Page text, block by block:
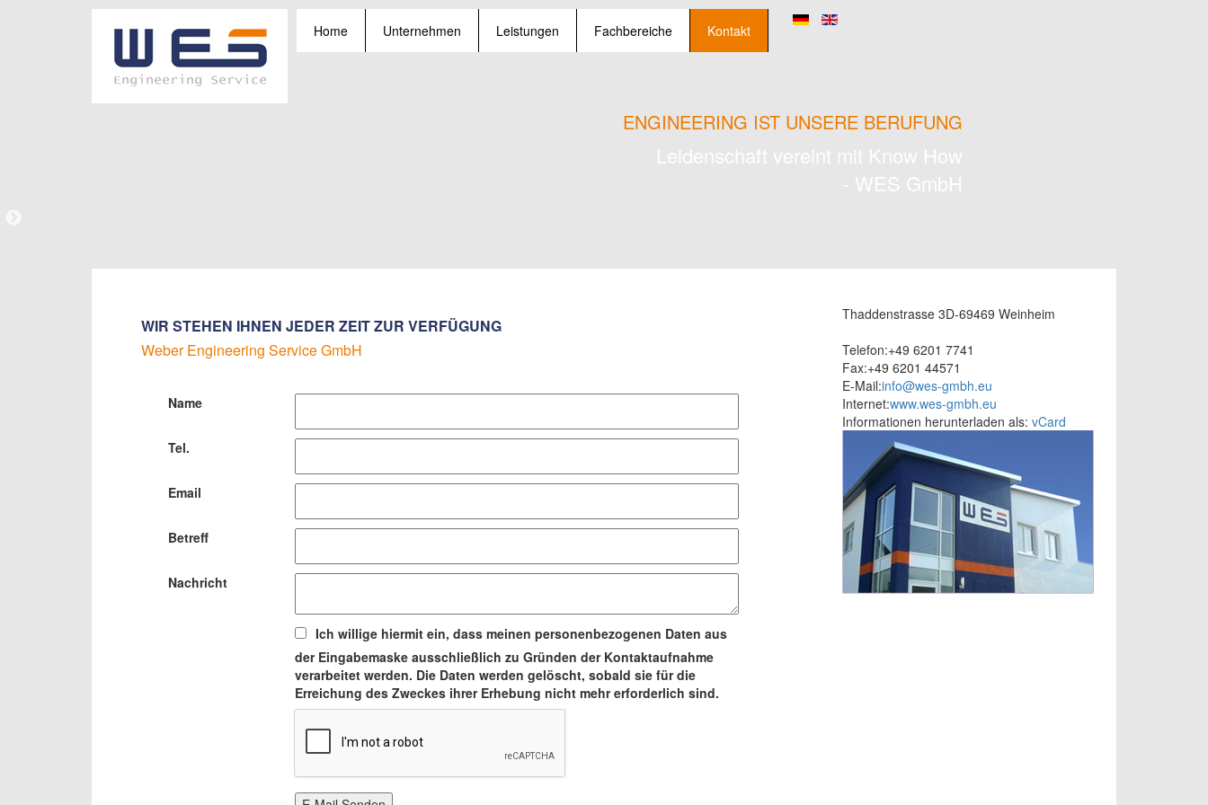
Home Unternehmen Leistungen Fachbereiche Kontakt
ENGINEERING IST UNSERE BERUFUNG
Leidenschaft vereint mit Know How
- WES GmbH
WIR STEHEN IHNEN JEDER ZEIT ZUR VERFÜGUNG
Weber Engineering Service GmbH
Name
Tel.
Email
Betreff
Nachricht
Ich willige hiermit ein, dass meinen personenbezogenen Daten aus
der Eingabemaske ausschließlich zu Gründen der Kontaktaufnahme
verarbeitet werden. Die Daten werden gelöscht, sobald sie für die
Erreichung des Zweckes ihrer Erhebung nicht mehr erforderlich sind.
Thaddenstrasse 3D-69469 Weinheim
Telefon:+49 6201 7741
Fax:+49 6201 44571
E-Mail:info@wes-gmbh.eu
Internet:www.wes-gmbh.eu
Informationen herunterladen als: vCard